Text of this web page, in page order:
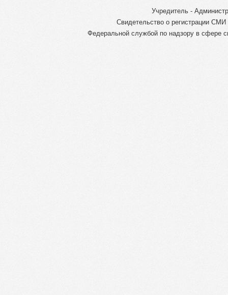
Учредитель -
Свидетельство о регистрации
Федеральной службой по надзору в сфере